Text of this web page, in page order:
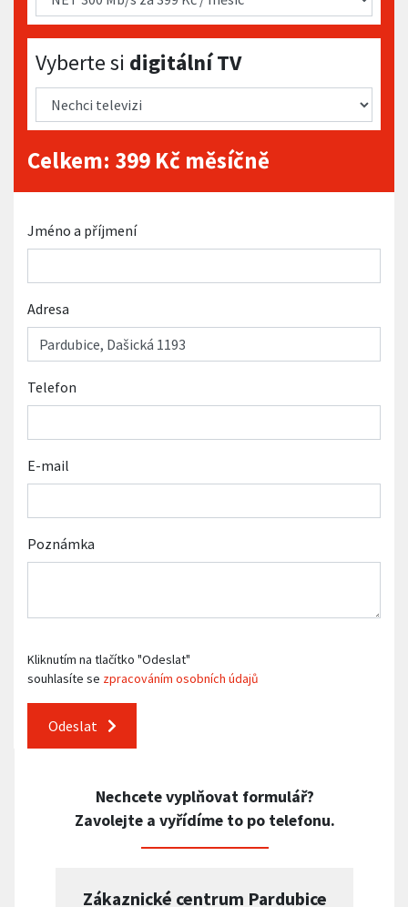
Vyberte si digitální TV
Vyberte si digitální TV
Celkem: 399 Kč měsíčně
Jméno a příjmení
Adresa
Telefon
E-mail
Poznámka
Kliknutím na tlačítko "Odeslat"
souhlasíte se zpracováním osobních údajů
Odeslat
Nechcete vyplňovat formulář?
Zavolejte a vyřídíme to po telefonu.
Zákaznické centrum Pardubice